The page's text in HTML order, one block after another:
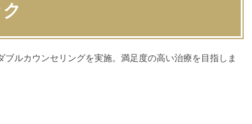
ルカウンセリングを実施。満足度の高い治療を目指しま